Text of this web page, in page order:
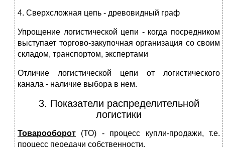
4. Сверхсложная цепь - древовидный граф
Упрощение логистической цепи - когда посредником
выступает торгово-закупочная организация со своим
складом, транспортом, экспертами
Отличие логистической цепи от логистического
канала - наличие выбора в нем.
3. Показатели распределительной
логистики
Товарооборот (ТО) - процесс купли-продажи, т.е.
процесс передачи собственности.